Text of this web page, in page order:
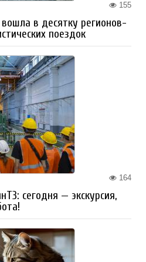
155
в десятку регионов-
поездок
164
сегодня — экскурсия,